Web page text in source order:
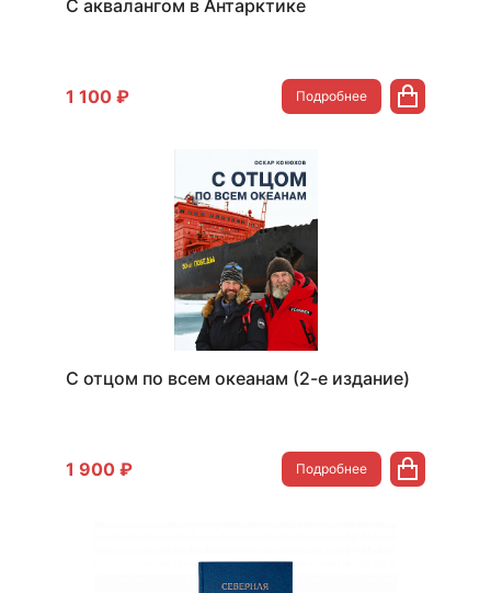
С аквалангом в Антарктике
1 100 ₽ Подробнее
С отцом по всем океанам (2-е издание)
1 900 ₽ Подробнее